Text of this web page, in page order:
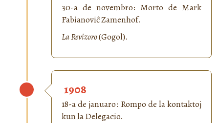
30-a de novembro: Morto de Mark
Fabianoviĉ Zamenhof.
La Revizoro(Gogol).
1908
18-a de januaro: Rompo de la kontaktoj
kun la Delegacio.